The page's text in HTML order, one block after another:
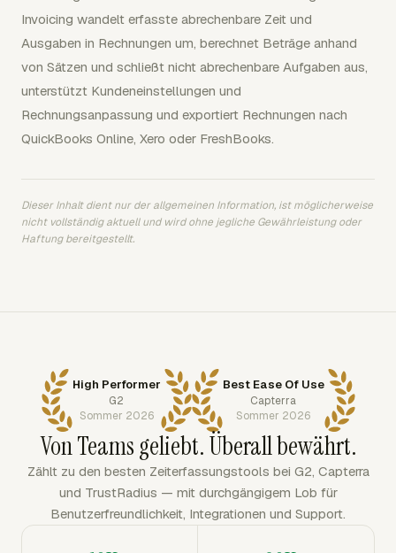
Invoicing wandelt erfasste abrechenbare Zeit und
Ausgaben in Rechnungen um, berechnet Beträge anhand
von Sätzen und schließt nicht abrechenbare Aufgaben aus,
unterstützt Kundeneinstellungen und
Rechnungsanpassung und exportiert Rechnungen nach
QuickBooks Online, Xero oder FreshBooks.
Dieser Inhalt dient nur der allgemeinen Information, ist möglicherweise
nicht vollständig aktuell und wird ohne jegliche Gewährleistung oder
Haftung bereitgestellt.
High Performer
G2
Sommer 2026
Best Ease Of Use
Capterra
Sommer 2026
Von Teams geliebt. Überall bewährt.
Zählt zu den besten Zeiterfassungstools bei G2, Capterra
und TrustRadius — mit durchgängigem Lob für
Benutzerfreundlichkeit, Integrationen und Support.